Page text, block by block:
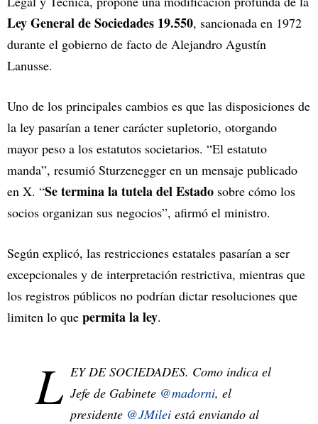
Ley General de Sociedades 19.550, sancionada en 1972
durante el gobierno de facto de Alejandro Agustín
Lanusse.
Uno de los principales cambios es que las disposiciones de
la ley pasarían a tener carácter supletorio, otorgando
mayor peso a los estatutos societarios. “El estatuto
manda”, resumió Sturzenegger en un mensaje publicado
en X. “Se termina la tutela del Estado sobre cómo los
socios organizan sus negocios”, afirmó el ministro.
Según explicó, las restricciones estatales pasarían a ser
excepcionales y de interpretación restrictiva, mientras que
los registros públicos no podrían dictar resoluciones que
limiten lo que permita la ley.
L EY DE SOCIEDADES. Como indica el
Jefe de Gabinete @madorni, el
presidente @JMilei está enviando al